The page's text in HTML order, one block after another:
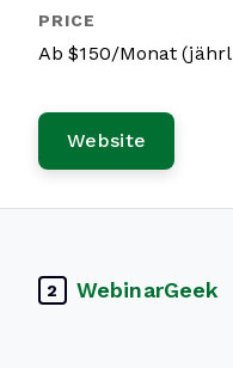
Ab $150/Monat
Website
2 WebinarGeek